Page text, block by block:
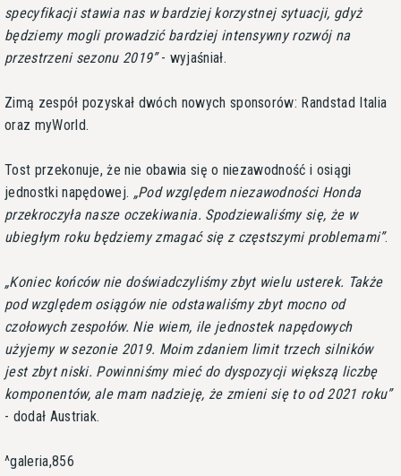
specyfikacji stawia nas w bardziej korzystnej sytuacji, gdyż
będziemy mogli prowadzić bardziej intensywny rozwój na
przestrzeni sezonu 2019 - wyjaśniał.
Zimą zespół pozyskał dwóch nowych sponsorów: Randstad Italia
oraz myWorld.
Tost przekonuje, że nie obawia się o niezawodność i osiągi
jednostki napędowej.
Pod względem niezawodności Honda
przekroczyła nasze oczekiwania. Spodziewaliśmy się, że w
ubiegłym roku będziemy zmagać się z częstszymi problemami .
Koniec końców nie doświadczyliśmy zbyt wielu usterek. Także
pod względem osiągów nie odstawaliśmy zbyt mocno od
czołowych zespołów. Nie wiem, ile jednostek napędowych
użyjemy w sezonie 2019. Moim zdaniem limit trzech silników
jest zbyt niski. Powinniśmy mieć do dyspozycji większą liczbę
komponentów, ale mam nadzieję, że zmieni się to od 2021 roku
- dodał Austriak.
^galeria,856